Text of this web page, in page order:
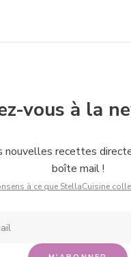
vous à la
nouvelles recettes
boîte mail !
à ce que StellaCuisine